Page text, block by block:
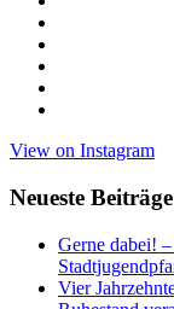
View on Instagram
Neueste Beiträge
Gerne dabei!
Vier